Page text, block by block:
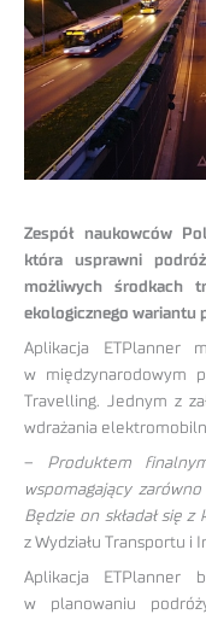
Zespół naukowców
która usprawni
możliwych środkach
ekologicznego wariantu
Aplikacja ETPlanner
w międzynarodowym
Travelling. Jednym z
wdrażania
– Produktem
wspomagający
Będzie on składał się z
z Wydziału Transportu i
Aplikacja ETPlanner
w planowaniu